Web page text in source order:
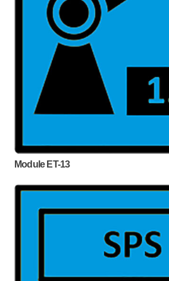
Module ET-13